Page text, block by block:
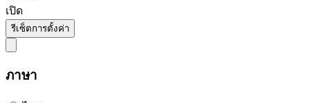
เปิด
รีเซ็ตการตั้งค่า
ภาษา